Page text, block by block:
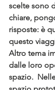
scelte sono
chiare,
risposte: è
questo
Altro tema
dalle loro
spazio.